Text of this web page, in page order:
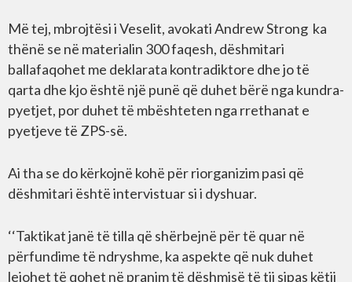
Më tej, mbrojtësi i Veselit, avokati Andrew Strong ka
thënë se në materialin 300 faqesh, dëshmitari
ballafaqohet me deklarata kontradiktore dhe jo të
qarta dhe kjo është një punë që duhet bërë nga kundra-
pyetjet, por duhet të mbështeten nga rrethanat e
pyetjeve të ZPS-së.
Ai tha se do kërkojnë kohë për riorganizim pasi që
dëshmitari është intervistuar si i dyshuar.
‘‘Taktikat janë të tilla që shërbejnë për të quar në
përfundime të ndryshme, ka aspekte që nuk duhet
lejohet të qohet në pranim të dëshmisë të tij sipas këtij